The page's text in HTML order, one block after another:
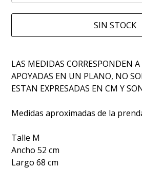
SIN STOCK
LAS MEDIDAS CORRESPONDEN
APOYADAS EN UN PLANO, NO
ESTAN EXPRESADAS EN CM Y
Medidas aproximadas de la
Talle M
Ancho 52 cm
Largo 68 cm